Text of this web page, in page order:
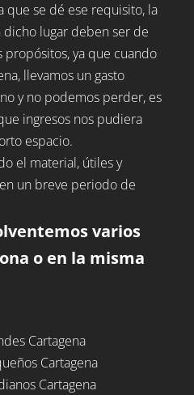
que se dé ese requisito, la
dicho lugar deben ser de
ya que cuando
llevamos un gasto
y no podemos perder, es
ingresos nos pudiera
espacio.
el material, útiles y
un breve periodo de
varios
o en la misma
Cartagena
Cartagena
Cartagena